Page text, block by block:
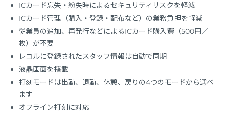
ICカード忘失・紛失時によるセキュリティリスクを軽減
ICカード管理（購入・登録・配布など）の業務負担を軽減
従業員の追加、再発行などによるICカード購入費（500円／
枚）が不要
レコルに登録されたスタッフ情報は自動で同期
液晶画面を搭載
打刻モードは出勤、退勤、休憩、戻りの4つのモードから選べ
ます
オフライン打刻に対応